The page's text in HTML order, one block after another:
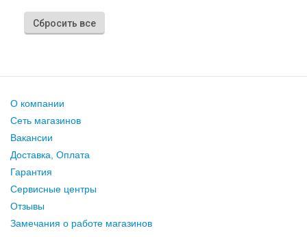
Сбросить все
О компании
Сеть магазинов
Вакансии
Доставка, Оплата
Гарантия
Сервисные центры
Отзывы
Замечания о работе магазинов